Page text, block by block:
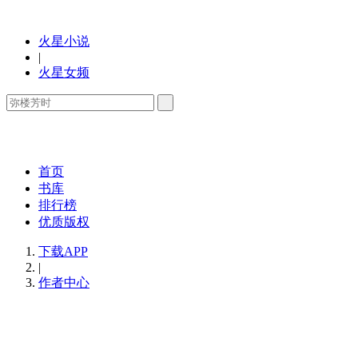
火星小说
|
火星女频
首页
书库
排行榜
优质版权
下载APP
|
作者中心